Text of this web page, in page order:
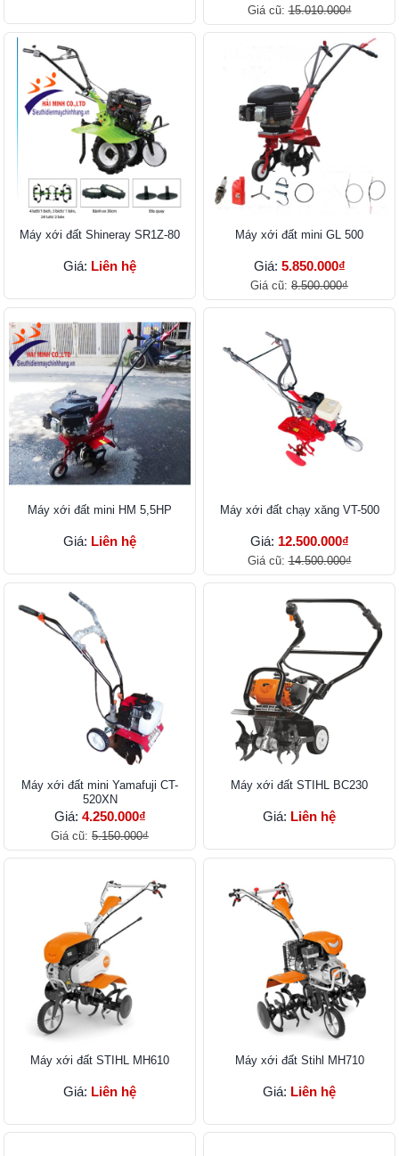
Giá cũ:15.010.000₫
Máy xới đất Shineray SR1Z-80
Giá: Liên hệ
Máy xới đất mini GL 500
Giá: 5.850.000₫
Giá cũ: 8.500.000₫
Máy xới đất mini HM 5,5HP
Giá: Liên hệ
Máy xới đất chạy xăng VT-500
Giá: 12.500.000₫
Giá cũ:14.500.000₫
Máy xới đất mini Yamafuji CT-
520XN
Giá: 4.250.000₫
Giá cũ: 5.150.000₫
Máy xới đất STIHL BC230
Giá: Liên hệ
Máy xới đất STIHL MH610
Giá: Liên hệ
Máy xới đất Stihl MH710
Giá: Liên hệ